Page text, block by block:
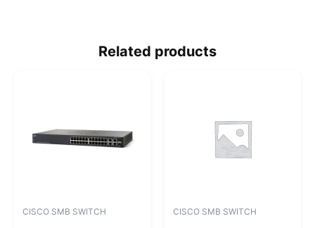
Related products
CISCO SMB SWITCH CISCO SMB SWITCH